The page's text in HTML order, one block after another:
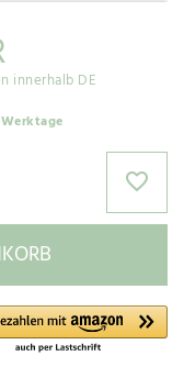
innerhalb DE